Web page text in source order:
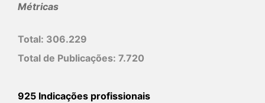
Métricas
Total: 306.229
Total de Publicações: 7.720
925 Indicações profissionais